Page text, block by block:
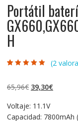
Portátil
H
valoraciones de
(2
65,96€ El
original
39,30€El
Voltaje: 11.1V
Capacidad: 7800mAh